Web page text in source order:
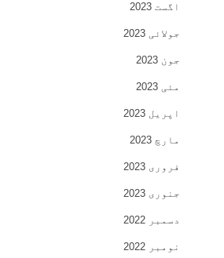
اگست 2023
جولائی 2023
جون 2023
مئی 2023
اپریل 2023
مارچ 2023
فروری 2023
جنوری 2023
دسمبر 2022
نومبر 2022